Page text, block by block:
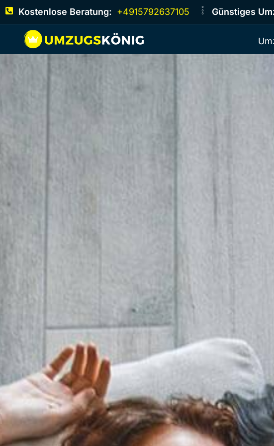
Kostenlose Beratung: +4915792637105 Günstiges